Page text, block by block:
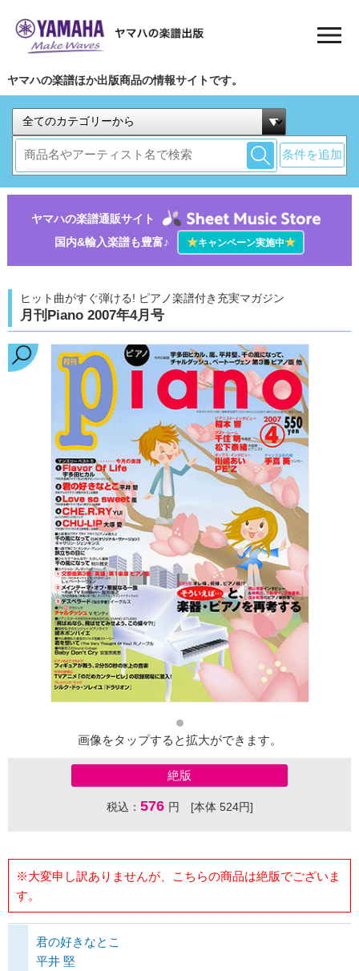
ヤマハの楽譜ほか出版商品の情報サイトです。
条件を追加
ヤマハの楽譜通販サイト
国内&輸入楽譜も豊富♪
★キャンペーン実施中★
ヒット曲がすぐ弾ける! ピアノ楽譜付き充実マガジン
月刊Piano 2007年4月号
画像をタップすると拡大ができます。
絶版
税込： 576 円 [本体 524円]
※大変申し訳ありませんが、こちらの商品は絶版でございま
す。
君の好きなとこ
平井 堅